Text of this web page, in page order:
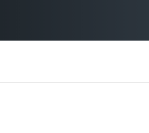
fotomākslinieki
Valters Poļakovs, Sveta
Vīksne, Gints